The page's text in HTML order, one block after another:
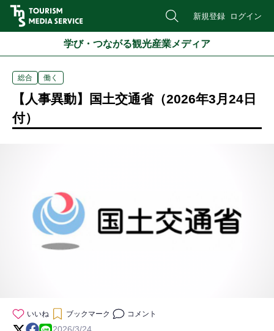
新規登録 ログイン
学び・つながる観光産業メディア
総合 働く
【人事異動】国土交通省（2026年3月24日
付）
いいね ブックマーク コメント
2026/3/24